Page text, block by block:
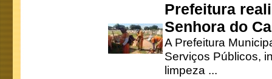
Prefeitura
Senhora do
A Prefeitura
Serviços Públicos,
limpeza ...